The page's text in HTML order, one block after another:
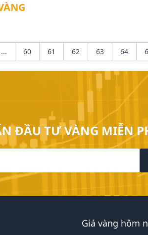
... 60 61 62 63 64
ĐẦU TƯ VÀNG MIỄN
Giá vàng hôm